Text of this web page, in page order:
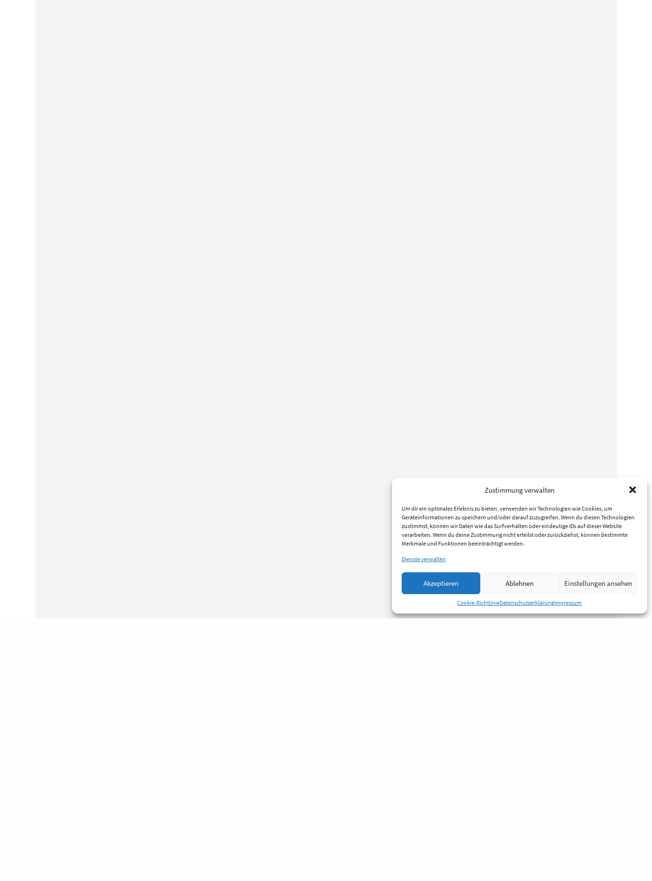
Zustimmung verwalten
Um dir ein optimales Erlebnis zu bieten, verwenden wir Technologien wie Cookies, um
Geräteinformationen zu speichern und/oder darauf zuzugreifen. Wenn du diesen Technologien
zustimmst, können wir Daten wie das Surfverhalten oder eindeutige IDs auf dieser Website
verarbeiten. Wenn du deine Zustimmung nicht erteilst oder zurückziehst, können bestimmte
Merkmale und Funktionen beeinträchtigt werden.
Dienste verwalten
Akzeptieren Ablehnen Einstellungen ansehen
Cookie-RichtlinieDatenschutzerklärungImpressum